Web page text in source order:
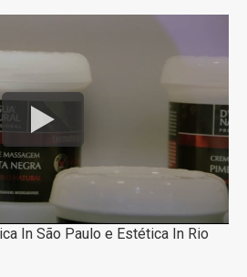
In São Paulo e Estética In Rio